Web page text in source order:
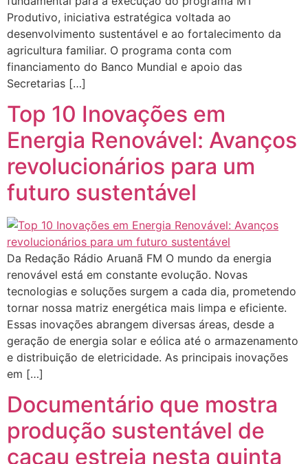
Produtivo, iniciativa estratégica voltada ao
desenvolvimento sustentável e ao fortalecimento da
agricultura familiar. O programa conta com
financiamento do Banco Mundial e apoio das
Secretarias […]
Top 10 Inovações em
Energia Renovável: Avanços
revolucionários para um
futuro sustentável
Da Redação Rádio Aruanã FM O mundo da energia
renovável está em constante evolução. Novas
tecnologias e soluções surgem a cada dia, prometendo
tornar nossa matriz energética mais limpa e eficiente.
Essas inovações abrangem diversas áreas, desde a
geração de energia solar e eólica até o armazenamento
e distribuição de eletricidade. As principais inovações
em […]
Documentário que mostra
produção sustentável de
cacau estreia nesta quinta